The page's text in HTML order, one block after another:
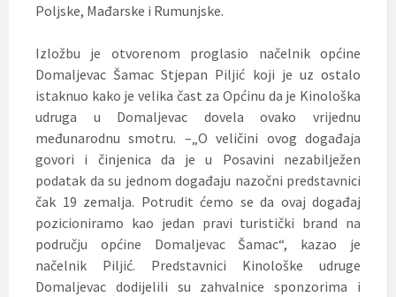
Poljske, Mađarske i Rumunjske.
Izložbu je otvorenom proglasio načelnik općine
Domaljevac Šamac Stjepan Piljić koji je uz ostalo
istaknuo kako je velika čast za Općinu da je Kinološka
udruga u Domaljevac dovela ovako vrijednu
međunarodnu smotru. –„O veličini ovog događaja
govori i činjenica da je u Posavini nezabilježen
podatak da su jednom događaju nazočni predstavnici
čak 19 zemalja. Potrudit ćemo se da ovaj događaj
pozicioniramo kao jedan pravi turistički brand na
području općine Domaljevac Šamac“, kazao je
načelnik Piljić. Predstavnici Kinološke udruge
Domaljevac dodijelili su zahvalnice sponzorima i